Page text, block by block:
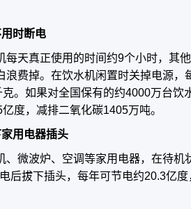
用时断电
每天真正使用的时间约9个小时，其
浪费掉。在饮水机闲置时关掉电源，
。如果对全国保有的约4000万台饮
度，减排二氧化碳1405万吨。
家用电器插头
、微波炉、空调等家用电器，在待机
后拔下插头，每年可节电约20.3亿